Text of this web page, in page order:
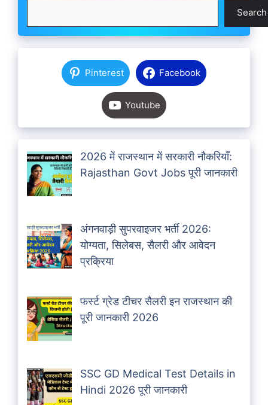
Search
Pinterest Facebook
Youtube
2026 में राजस्थान में सरकारी नौकरियाँ:
Rajasthan Govt Jobs पूरी जानकारी
अंगनवाड़ी सुपरवाइजर भर्ती 2026:
योग्यता, सिलेबस, सैलरी और आवेदन
प्रक्रिया
फर्स्ट ग्रेड टीचर सैलरी इन राजस्थान की
पूरी जानकारी 2026
SSC GD Medical Test Details in
Hindi 2026 पूरी जानकारी